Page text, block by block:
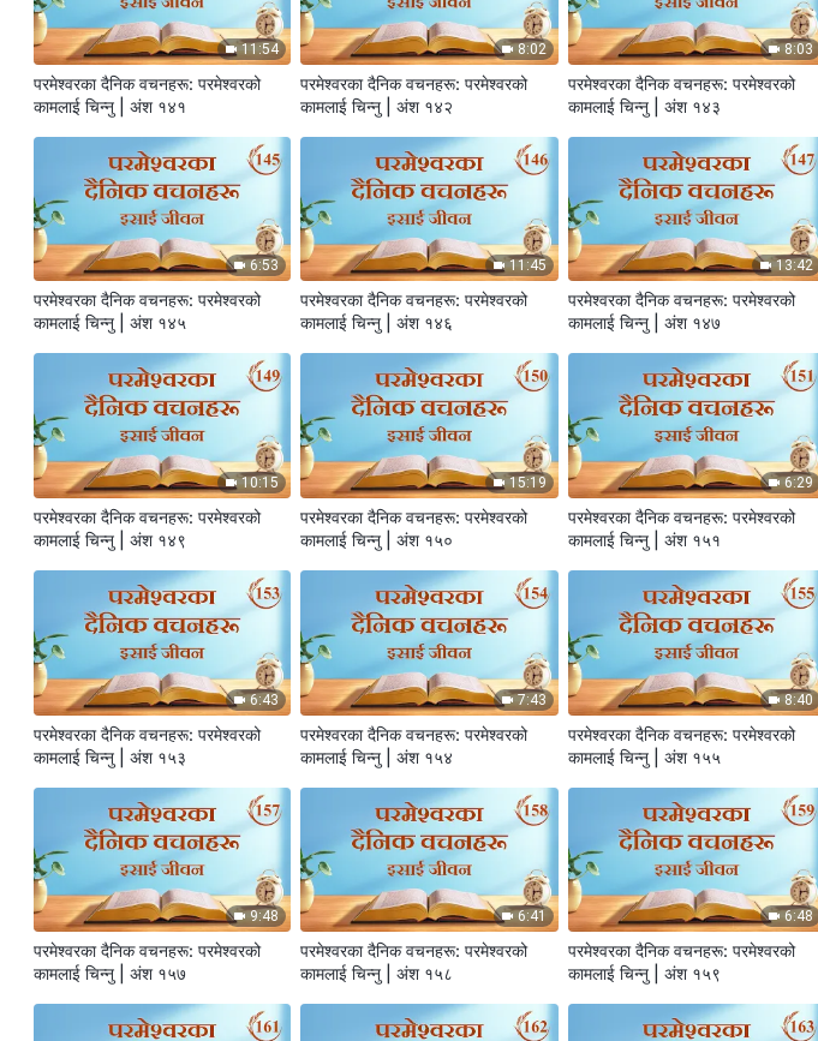
11:54
परमेश्‍वरका दैनिक वचनहरू: परमेश्‍वरको
कामलाई चिन्‍नु | अंश १४१
8:02
परमेश्‍वरका दैनिक वचनहरू: परमेश्‍वरको
कामलाई चिन्‍नु | अंश १४२
8:03
परमेश्‍वरका दैनिक वचनहरू: परमेश्‍वरको
कामलाई चिन्‍नु | अंश १४३
6:53
परमेश्‍वरका दैनिक वचनहरू: परमेश्‍वरको
कामलाई चिन्‍नु | अंश १४५
11:45
परमेश्‍वरका दैनिक वचनहरू: परमेश्‍वरको
कामलाई चिन्‍नु | अंश १४६
13:42
परमेश्‍वरका दैनिक वचनहरू: परमेश्‍वरको
कामलाई चिन्‍नु | अंश १४७
10:15
परमेश्‍वरका दैनिक वचनहरू: परमेश्‍वरको
कामलाई चिन्‍नु | अंश १४९
15:19
परमेश्‍वरका दैनिक वचनहरू: परमेश्‍वरको
कामलाई चिन्‍नु | अंश १५०
6:29
परमेश्‍वरका दैनिक वचनहरू: परमेश्‍वरको
कामलाई चिन्‍नु | अंश १५१
6:43
परमेश्‍वरका दैनिक वचनहरू: परमेश्‍वरको
कामलाई चिन्‍नु | अंश १५३
7:43
परमेश्‍वरका दैनिक वचनहरू: परमेश्‍वरको
कामलाई चिन्‍नु | अंश १५४
8:40
परमेश्‍वरका दैनिक वचनहरू: परमेश्‍वरको
कामलाई चिन्‍नु | अंश १५५
9:48
परमेश्‍वरका दैनिक वचनहरू: परमेश्‍वरको
कामलाई चिन्‍नु | अंश १५७
6:41
परमेश्‍वरका दैनिक वचनहरू: परमेश्‍वरको
कामलाई चिन्‍नु | अंश १५८
6:48
परमेश्‍वरका दैनिक वचनहरू: परमेश्‍वरको
कामलाई चिन्‍नु | अंश १५९